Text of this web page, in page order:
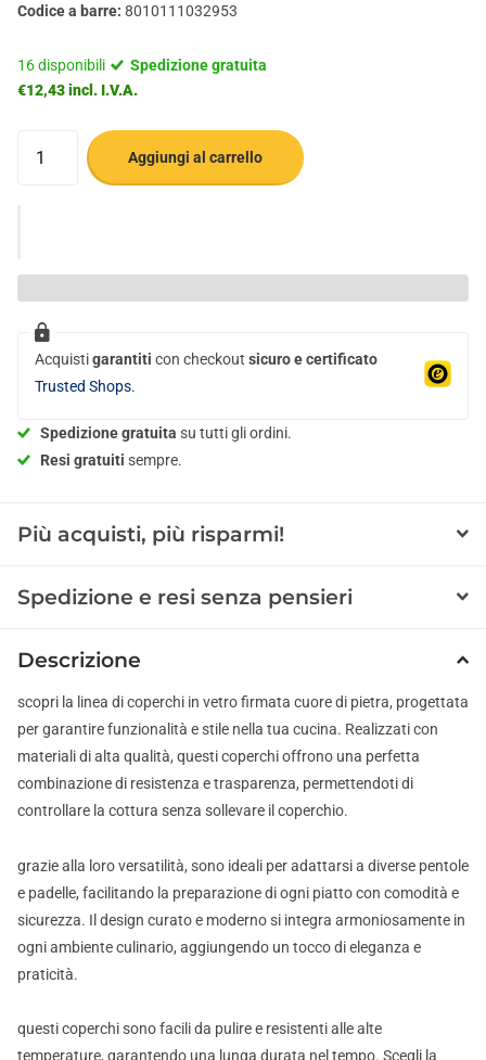
Codice a barre: 8010111032953
16 disponibili
Spedizione gratuita
€12,43 incl. I.V.A.
Aggiungi al carrello
Acquistigarantiti con checkout sicuro e certificato
Trusted Shops.
Spedizione gratuita su tutti gli ordini.
Resi gratuiti sempre.
Più acquisti, più risparmi!
Spedizione e resi senza pensieri
Descrizione
scopri la linea di coperchi in vetro firmata cuore di pietra, progettata
per garantire funzionalità e stile nella tua cucina. Realizzati con
materiali di alta qualità, questi coperchi offrono una perfetta
combinazione di resistenza e trasparenza, permettendoti di
controllare la cottura senza sollevare il coperchio.
grazie alla loro versatilità, sono ideali per adattarsi a diverse pentole
e padelle, facilitando la preparazione di ogni piatto con comodità e
sicurezza. Il design curato e moderno si integra armoniosamente in
ogni ambiente culinario, aggiungendo un tocco di eleganza e
praticità.
questi coperchi sono facili da pulire e resistenti alle alte
temperature, garantendo una lunga durata nel tempo. Scegli la